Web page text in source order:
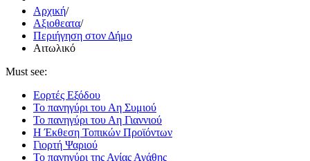
Αρχική/
Αξιοθεατα/
Περιήγηση στον Δήμο
Αιτωλικό
Must see:
Εορτές Εξόδου
Το πανηγύρι του Αη Συμιού
Το πανηγύρι του Αη Γιαννιού
Η Έκθεση Τοπικών Προϊόντων
Γιορτή Ψαριού
Το πανηγύρι της Αγίας Αγάθης